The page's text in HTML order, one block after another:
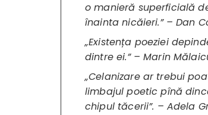
o manieră superficială
înainta nicăieri.” – Dan
„Existența poeziei
dintre ei.” – Marin
„Celanizare ar trebui
limbajul poetic pînă
chipul tăcerii”. – Adela